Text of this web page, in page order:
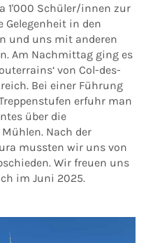
1'000 Schüler/innen zur
Gelegenheit in den
und uns mit anderen
Am Nachmittag ging es
von Col-des-
Bei einer Führung
erfuhr man
über die
Nach der
mussten wir uns von
Wir freuen uns
im Juni 2025.